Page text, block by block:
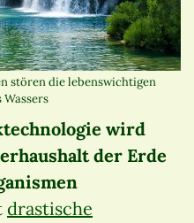
stören die lebenswichtigen
wird
der Erde
drastische